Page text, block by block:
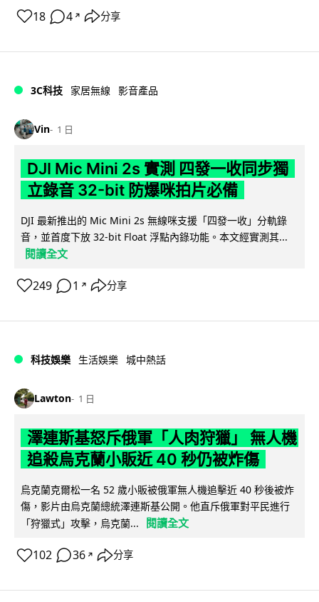
18 4 ↗ 分享
3C科技 家居無線 影音產品
Vin 1 日
DJI Mic Mini 2s 實測 四發一收同步獨
立錄音 32-bit 防爆咪拍片必備
DJI 最新推出的 Mic Mini 2s 無線咪支援「四發一收」分軌錄
音，並首度下放 32-bit Float 浮點內錄功能。本文經實測其...
閱讀全文
249 1 ↗ 分享
科技娛樂 生活娛樂 城中熱話
Lawton 1 日
澤連斯基怒斥俄軍「人肉狩獵」 無人機
追殺烏克蘭小販近 40 秒仍被炸傷
烏克蘭克爾松一名 52 歲小販被俄軍無人機追擊近 40 秒後被炸
傷，影片由烏克蘭總統澤連斯基公開。他直斥俄軍對平民進行
「狩獵式」攻擊，烏克蘭...
閱讀全文
102 36 ↗ 分享